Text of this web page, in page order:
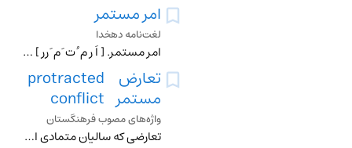
امر مستمر
لغت‌نامه دهخدا
امر مستمر. [ اَ رِ م ُ ت َ م َ رر ] (ترکیب وصفی ، اِ مرکب ) در اصطلاح دستور زبان فارسی عبارت از فعل امری است که باعلامت استمرار «می » و «همی » همراه باشد : چو م
تعارض
مستمر
protracted
conflict
واژه‌های مصوب فرهنگستان
تعارضی که سالیان متمادی ادامه دارد